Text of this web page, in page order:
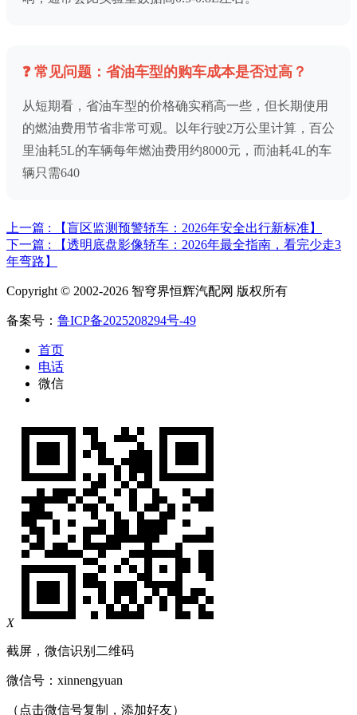
❓ 常见问题：省油车型的购车成本是否过高？
从短期看，省油车型的价格确实稍高一些，但长期使用
的燃油费用节省非常可观。以年行驶2万公里计算，百公
里油耗5L的车辆每年燃油费用约8000元，而油耗4L的车
辆只需640
上一篇 : 【盲区监测预警轿车：2026年安全出行新标准】
下一篇 : 【透明底盘影像轿车：2026年最全指南，看完少走3
年弯路】
Copyright © 2002-2026 智穹界恒辉汽配网 版权所有
备案号： 鲁ICP备2025208294号-49
首页
电话
微信
X
截屏，微信识别二维码
微信号： xinnengyuan
（点击微信号复制，添加好友）